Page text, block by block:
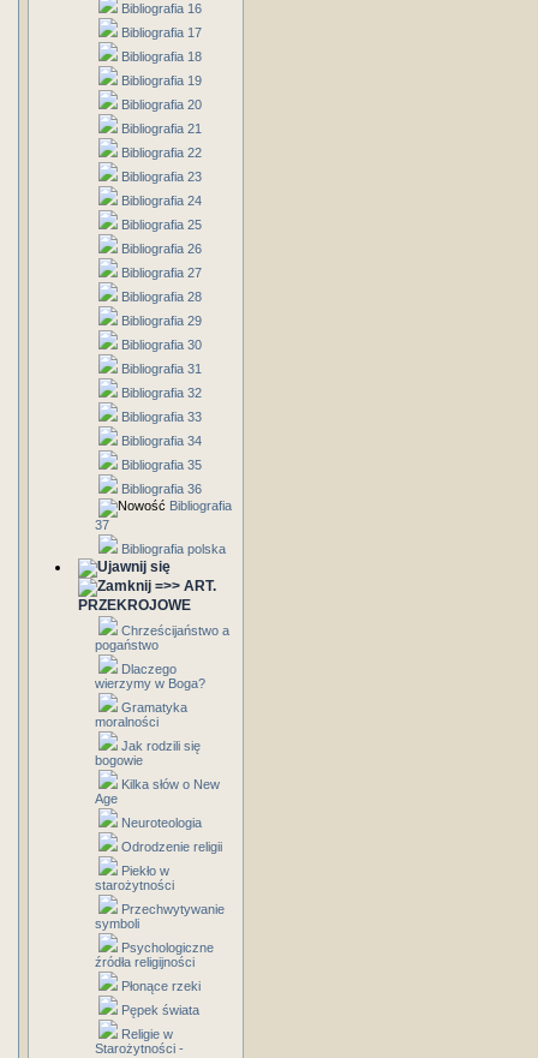
Bibliografia 16
Bibliografia 17
Bibliografia 18
Bibliografia 19
Bibliografia 20
Bibliografia 21
Bibliografia 22
Bibliografia 23
Bibliografia 24
Bibliografia 25
Bibliografia 26
Bibliografia 27
Bibliografia 28
Bibliografia 29
Bibliografia 30
Bibliografia 31
Bibliografia 32
Bibliografia 33
Bibliografia 34
Bibliografia 35
Bibliografia 36
Bibliografia
37
Bibliografia polska
=>> ART.
PRZEKROJOWE
Chrześcijaństwo a
pogaństwo
Dlaczego
wierzymy w Boga?
Gramatyka
moralności
Jak rodzili się
bogowie
Kilka słów o New
Age
Neuroteologia
Odrodzenie religii
Piekło w
starożytności
Przechwytywanie
symboli
Psychologiczne
źródła religijności
Płonące rzeki
Pępek świata
Religie w
Starożytności -